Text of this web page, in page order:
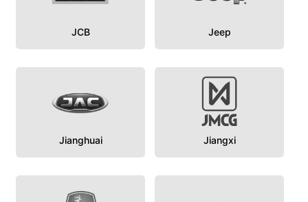
JCB Jeep
Jianghuai Jiangxi